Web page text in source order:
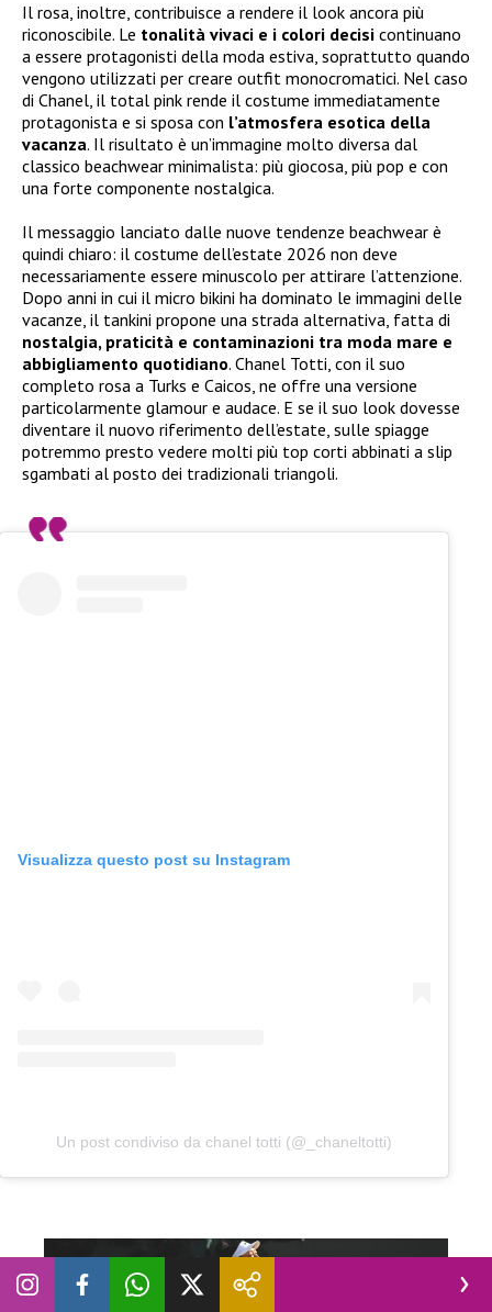
Il rosa, inoltre, contribuisce a rendere il look ancora più
riconoscibile. Le tonalità vivaci e i colori decisi continuano
a essere protagonisti della moda estiva, soprattutto quando
vengono utilizzati per creare outfit monocromatici. Nel caso
di Chanel, il total pink rende il costume immediatamente
protagonista e si sposa con l’atmosfera esotica della
vacanza. Il risultato è un’immagine molto diversa dal
classico beachwear minimalista: più giocosa, più pop e con
una forte componente nostalgica.
Il messaggio lanciato dalle nuove tendenze beachwear è
quindi chiaro: il costume dell’estate 2026 non deve
necessariamente essere minuscolo per attirare l’attenzione.
Dopo anni in cui il micro bikini ha dominato le immagini delle
vacanze, il tankini propone una strada alternativa, fatta di
nostalgia, praticità e contaminazioni tra moda mare e
abbigliamento quotidiano. Chanel Totti, con il suo
completo rosa a Turks e Caicos, ne offre una versione
particolarmente glamour e audace. E se il suo look dovesse
diventare il nuovo riferimento dell’estate, sulle spiagge
potremmo presto vedere molti più top corti abbinati a slip
sgambati al posto dei tradizionali triangoli.
Visualizza questo post su Instagram
Un post condiviso da chanel totti (@_chaneltotti)